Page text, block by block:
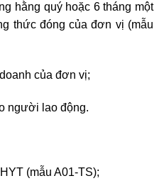
hằng quý hoặc 6 tháng một
thức đóng của đơn vị (mẫu
của đơn vị;
người lao động.
(mẫu A01-TS);